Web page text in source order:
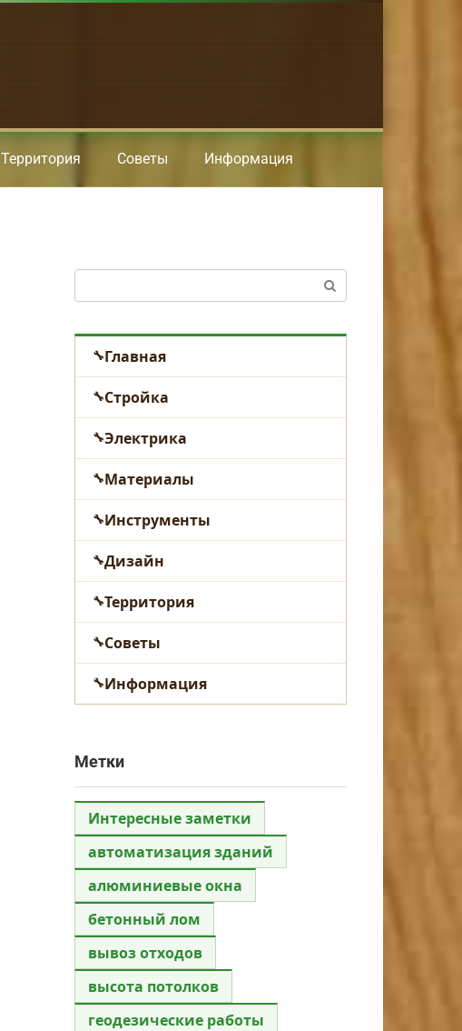
Территория Советы Информация
Главная
Стройка
Электрика
Материалы
Инструменты
Дизайн
Территория
Советы
Информация
Метки
Интересные заметки
автоматизация зданий
алюминиевые окна
бетонный лом
вывоз отходов
высота потолков
геодезические работы